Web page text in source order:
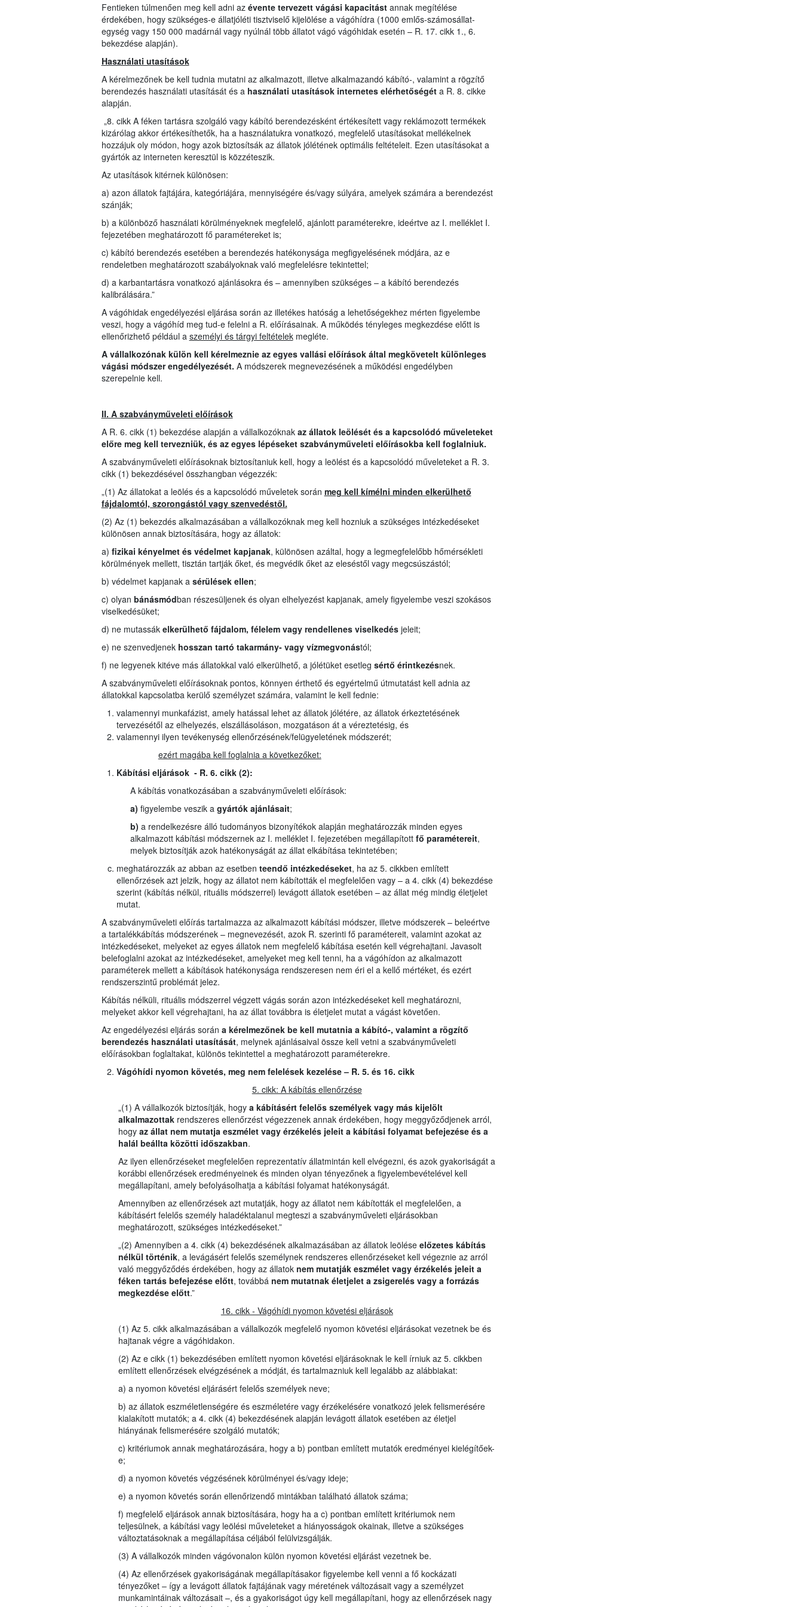
Fentieken túlmenően meg kell adni az évente tervezett vágási kapacitástannak megítélése
érdekében, hogy szükséges-e állatjóléti tisztviselő kijelölése a vágóhídra (1000 emlős-számosállat-
egység vagy 150 000 madárnál vagy nyúlnál több állatot vágó vágóhidak esetén – R. 17. cikk 1., 6.
bekezdése alapján).
Használati utasítások
A kérelmezőnek be kell tudnia mutatni az alkalmazott, illetve alkalmazandó kábító-, valamint a rögzítő
berendezés használati utasítását és a használati utasítások internetes elérhetőségét a R. 8. cikke
alapján.
„8. cikk A féken tartásra szolgáló vagy kábító berendezésként értékesített vagy reklámozott termékek
kizárólag akkor értékesíthetők, ha a használatukra vonatkozó, megfelelő utasításokat mellékelnek
hozzájuk oly módon, hogy azok biztosítsák az állatok jólétének optimális feltételeit. Ezen utasításokat a
gyártók az interneten keresztül is közzéteszik.
Az utasítások kitérnek különösen:
a) azon állatok fajtájára, kategóriájára, mennyiségére és/vagy súlyára, amelyek számára a berendezést
szánják;
b) a különböző használati körülményeknek megfelelő, ajánlott paraméterekre, ideértve az I. melléklet I.
fejezetében meghatározott fő paramétereket is;
c) kábító berendezés esetében a berendezés hatékonysága megfigyelésének módjára, az e
rendeletben meghatározott szabályoknak való megfelelésre tekintettel;
d) a karbantartásra vonatkozó ajánlásokra és – amennyiben szükséges – a kábító berendezés
kalibrálására.”
A vágóhidak engedélyezési eljárása során az illetékes hatóság a lehetőségekhez mérten figyelembe
veszi, hogy a vágóhíd meg tud-e felelni a R. előírásainak. A működés tényleges megkezdése előtt is
ellenőrizhető például a személyi és tárgyi feltételekmegléte.
A vállalkozónak külön kell kérelmeznie az egyes vallási előírások által megkövetelt különleges
vágási módszer engedélyezését. A módszerek megnevezésének a működési engedélyben
szerepelnie kell.
II. A szabványműveleti előírások
A R. 6. cikk (1) bekezdése alapján a vállalkozóknak az állatok leölését és a kapcsolódó műveleteket
előre meg kell tervezniük, és az egyes lépéseket szabványműveleti előírásokba kell foglalniuk.
A szabványműveleti előírásoknak biztosítaniuk kell, hogy a leölést és a kapcsolódó műveleteket a R. 3.
cikk (1) bekezdésével összhangban végezzék:
„(1) Az állatokat a leölés és a kapcsolódó műveletek során meg kell kímélni minden elkerülhető
fájdalomtól, szorongástól vagy szenvedéstől.
(2) Az (1) bekezdés alkalmazásában a vállalkozóknak meg kell hozniuk a szükséges intézkedéseket
különösen annak biztosítására, hogy az állatok:
a) fizikai kényelmet és védelmet kapjanak, különösen azáltal, hogy a legmegfelelőbb hőmérsékleti
körülmények mellett, tisztán tartják őket, és megvédik őket az eleséstől vagy megcsúszástól;
b) védelmet kapjanak a sérülések ellen;
c) olyan bánásmódban részesüljenek és olyan elhelyezést kapjanak, amely figyelembe veszi szokásos
viselkedésüket;
d) ne mutassák elkerülhető fájdalom, félelem vagy rendellenes viselkedés jeleit;
e) ne szenvedjenek hosszan tartó takarmány- vagy vízmegvonástól;
f) ne legyenek kitéve más állatokkal való elkerülhető, a jólétüket esetleg sértő érintkezésnek.
A szabványműveleti előírásoknak pontos, könnyen érthető és egyértelmű útmutatást kell adnia az
állatokkal kapcsolatba kerülő személyzet számára, valamint le kell fednie:
valamennyi munkafázist, amely hatással lehet az állatok jólétére, az állatok érkeztetésének
tervezésétől az elhelyezés, elszállásoláson, mozgatáson át a véreztetésig, és
valamennyi ilyen tevékenység ellenőrzésének/felügyeletének módszerét;
ezért magába kell foglalnia a következőket:
Kábítási eljárások - R. 6. cikk (2):
A kábítás vonatkozásában a szabványműveleti előírások:
a) figyelembe veszik a gyártók ajánlásait;
b) a rendelkezésre álló tudományos bizonyítékok alapján meghatározzák minden egyes
alkalmazott kábítási módszernek az I. melléklet I. fejezetében megállapított fő paramétereit,
melyek biztosítják azok hatékonyságát az állat elkábítása tekintetében;
meghatározzák az abban az esetben teendő intézkedéseket, ha az 5. cikkben említett
ellenőrzések azt jelzik, hogy az állatot nem kábították el megfelelően vagy – a 4. cikk (4) bekezdése
szerint (kábítás nélkül, rituális módszerrel) levágott állatok esetében – az állat még mindig életjelet
mutat.
A szabványműveleti előírás tartalmazza az alkalmazott kábítási módszer, illetve módszerek – beleértve
a tartalékkábítás módszerének – megnevezését, azok R. szerinti fő paramétereit, valamint azokat az
intézkedéseket, melyeket az egyes állatok nem megfelelő kábítása esetén kell végrehajtani. Javasolt
belefoglalni azokat az intézkedéseket, amelyeket meg kell tenni, ha a vágóhídon az alkalmazott
paraméterek mellett a kábítások hatékonysága rendszeresen nem éri el a kellő mértéket, és ezért
rendszerszintű problémát jelez.
Kábítás nélküli, rituális módszerrel végzett vágás során azon intézkedéseket kell meghatározni,
melyeket akkor kell végrehajtani, ha az állat továbbra is életjelet mutat a vágást követően.
Az engedélyezési eljárás során a kérelmezőnek be kell mutatnia a kábító-, valamint a rögzítő
berendezés használati utasítását, melynek ajánlásaival össze kell vetni a szabványműveleti
előírásokban foglaltakat, különös tekintettel a meghatározott paraméterekre.
Vágóhídi nyomon követés, meg nem felelések kezelése – R. 5. és 16. cikk
5. cikk: A kábítás ellenőrzése
„(1) A vállalkozók biztosítják, hogy a kábításért felelős személyek vagy más kijelölt
alkalmazottakrendszeres ellenőrzést végezzenek annak érdekében, hogy meggyőződjenek arról,
hogy az állat nem mutatja eszmélet vagy érzékelés jeleit a kábítási folyamat befejezése és a
halál beállta közötti időszakban.
Az ilyen ellenőrzéseket megfelelően reprezentatív állatmintán kell elvégezni, és azok gyakoriságát a
korábbi ellenőrzések eredményeinek és minden olyan tényezőnek a figyelembevételével kell
megállapítani, amely befolyásolhatja a kábítási folyamat hatékonyságát.
Amennyiben az ellenőrzések azt mutatják, hogy az állatot nem kábították el megfelelően, a
kábításért felelős személy haladéktalanul megteszi a szabványműveleti eljárásokban
meghatározott, szükséges intézkedéseket.”
„(2) Amennyiben a 4. cikk (4) bekezdésének alkalmazásában az állatok leölése előzetes kábítás
nélkül történik, a levágásért felelős személynek rendszeres ellenőrzéseket kell végeznie az arról
való meggyőződés érdekében, hogy az állatok nem mutatják eszmélet vagy érzékelés jeleit a
féken tartás befejezése előtt, továbbánem mutatnak életjelet a zsigerelés vagy a forrázás
megkezdése előtt.”
16. cikk - Vágóhídi nyomon követési eljárások
(1) Az 5. cikk alkalmazásában a vállalkozók megfelelő nyomon követési eljárásokat vezetnek be és
hajtanak végre a vágóhidakon.
(2) Az e cikk (1) bekezdésében említett nyomon követési eljárásoknak le kell írniuk az 5. cikkben
említett ellenőrzések elvégzésének a módját, és tartalmazniuk kell legalább az alábbiakat:
a) a nyomon követési eljárásért felelős személyek neve;
b) az állatok eszméletlenségére és eszméletére vagy érzékelésére vonatkozó jelek felismerésére
kialakított mutatók; a 4. cikk (4) bekezdésének alapján levágott állatok esetében az életjel
hiányának felismerésére szolgáló mutatók;
c) kritériumok annak meghatározására, hogy a b) pontban említett mutatók eredményei kielégítőek-
e;
d) a nyomon követés végzésének körülményei és/vagy ideje;
e) a nyomon követés során ellenőrizendő mintákban található állatok száma;
f) megfelelő eljárások annak biztosítására, hogy ha a c) pontban említett kritériumok nem
teljesülnek, a kábítási vagy leölési műveleteket a hiányosságok okainak, illetve a szükséges
változtatásoknak a megállapítása céljából felülvizsgálják.
(3) A vállalkozók minden vágóvonalon külön nyomon követési eljárást vezetnek be.
(4) Az ellenőrzések gyakoriságának megállapításakor figyelembe kell venni a fő kockázati
tényezőket – így a levágott állatok fajtájának vagy méretének változásait vagy a személyzet
munkamintáinak változásait –, és a gyakoriságot úgy kell megállapítani, hogy az ellenőrzések nagy